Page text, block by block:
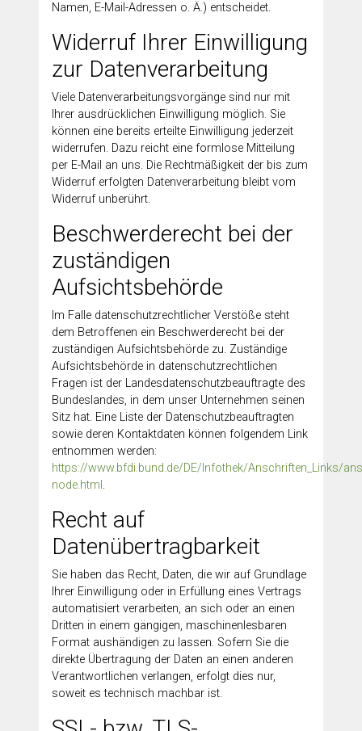
Namen, E-Mail-Adressen o. Ä.) entscheidet.
Widerruf Ihrer Einwilligung
zur Datenverarbeitung
Viele Datenverarbeitungsvorgänge sind nur mit
Ihrer ausdrücklichen Einwilligung möglich. Sie
können eine bereits erteilte Einwilligung jederzeit
widerrufen. Dazu reicht eine formlose Mitteilung
per E-Mail an uns. Die Rechtmäßigkeit der bis zum
Widerruf erfolgten Datenverarbeitung bleibt vom
Widerruf unberührt.
Beschwerderecht bei der
zuständigen
Aufsichtsbehörde
Im Falle datenschutzrechtlicher Verstöße steht
dem Betroffenen ein Beschwerderecht bei der
zuständigen Aufsichtsbehörde zu. Zuständige
Aufsichtsbehörde in datenschutzrechtlichen
Fragen ist der Landesdatenschutzbeauftragte des
Bundeslandes, in dem unser Unternehmen seinen
Sitz hat. Eine Liste der Datenschutzbeauftragten
sowie deren Kontaktdaten können folgendem Link
entnommen werden:
https://www.bfdi.bund.de/DE/Infothek/Anschriften_Links/
node.html .
Recht auf
Datenübertragbarkeit
Sie haben das Recht, Daten, die wir auf Grundlage
Ihrer Einwilligung oder in Erfüllung eines Vertrags
automatisiert verarbeiten, an sich oder an einen
Dritten in einem gängigen, maschinenlesbaren
Format aushändigen zu lassen. Sofern Sie die
direkte Übertragung der Daten an einen anderen
Verantwortlichen verlangen, erfolgt dies nur,
soweit es technisch machbar ist.